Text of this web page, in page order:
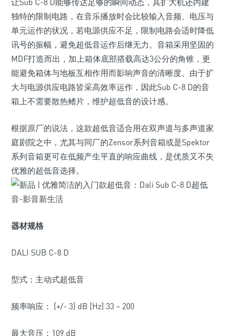
让Sub C-8 D能够传达足够的瞬间动态，其扩大机还内建
独特的限制电路，在音乐播放时会比较输入音频、电压与
单元运作的状况，若电源供应不足，限制电路会适时降低
讯号的振幅，避免超低音运作后继无力。音箱采用坚固的
MDF打造而出，加上箱体底部搭载高达3公分的角锥，更
能避免箱体与地板互相作用而影响声音的清晰度。由于扩
大与电源供应电路皆采高效率运作，因此Sub C-8 D的音
箱上不需要散热鳍片，维护超低音的设计感。
根据原厂的说法，这款超低音适合用在双声道与多声道家
庭剧院之中，尤其与同厂的Zensor系列音箱或是Spektor
系列音箱更可在低频产生平直的响应曲线，是优质又不失
优雅的超低音选择。
器材规格
DALI SUB C-8 D
型式：主动式超低音
频率响应： [+/- 3] dB [Hz] 33 – 200
最大音压：109 dB